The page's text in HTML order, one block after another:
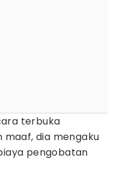
terbuka
dia mengaku
pengobatan